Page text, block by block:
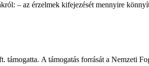
– az érzelmek kifejezését mennyire
A támogatás forrását a Nemzeti